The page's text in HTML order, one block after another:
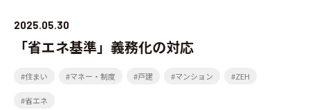
2025.05.30
「省エネ基準」義務化の対応
#住まい #マネー・制度 #戸建 #マンション #ZEH
#省エネ